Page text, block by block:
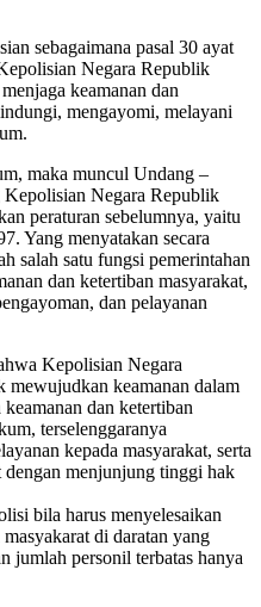
sebagaimana pasal 30 ayat
Negara Republik
keamanan dan
mengayomi, melayani
maka muncul Undang –
Negara Republik
peraturan sebelumnya, yaitu
Yang menyatakan secara
salah satu fungsi pemerintahan
dan ketertiban masyarakat,
dan pelayanan
Kepolisian Negara
keamanan dalam
dan ketertiban
terselenggaranya
kepada masyarakat, serta
dengan menjunjung tinggi hak
bila harus menyelesaikan
di daratan yang
jumlah personil terbatas hanya